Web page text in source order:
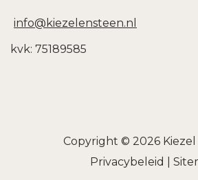
info@kiezelensteen.nl
kvk: 75189585
Copyright © 2026
Privacybeleid